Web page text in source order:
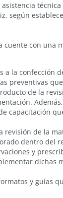
según
cuente con una
a la confección
preventivas
de la
capacitación
revisión de la
dentro del
y
dichas
y guías